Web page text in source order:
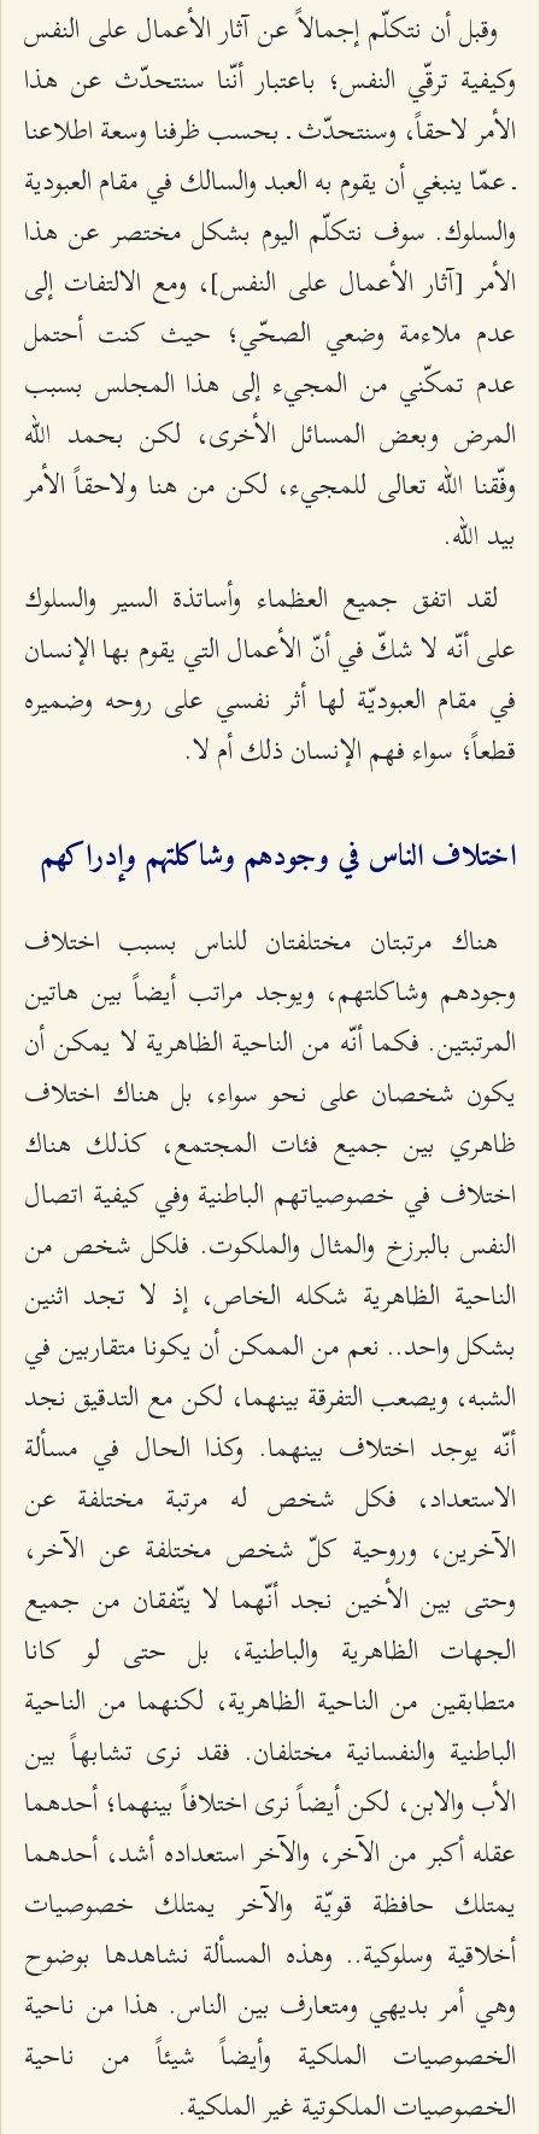
وقبل أن نتكلّم إجمالاً عن آثار الأعمال على النفس
وكيفية ترقّي النفس؛ باعتبار أنّنا سنتحدّث عن هذا
الأمر لاحقاً، وسنتحدّث ـ بحسب ظرفنا وسعة اطلاعنا
ـ عمّا ينبغي أن يقوم به العبد والسالك في مقام العبودية
والسلوك. سوف نتكلّم اليوم بشكل مختصر عن هذا
الأمر [آثار الأعمال على النفس]، ومع الالتفات إلى
عدم ملاءمة وضعي الصحّي؛ حيث كنت أحتمل
عدم تمكّني من المجيء إلى هذا المجلس بسبب
المرض وبعض المسائل الأخرى، لكن بحمد الله
وفّقنا الله تعالى للمجيء، لكن من هنا ولاحقاً الأمر
بيد الله.
لقد اتفق جميع العظماء وأساتذة السير والسلوك
على أنّه لا شكّ في أنّ الأعمال التي يقوم بها الإنسان
في مقام العبوديّة لها أثر نفسي على روحه وضميره
قطعاً؛ سواء فهم الإنسان ذلك أم لا.
اختلاف الناس في وجودهم وشاكلتهم وإدراكهم
هناك مرتبتان مختلفتان للناس بسبب اختلاف
وجودهم وشاكلتهم، ويوجد مراتب أيضاً بين هاتين
المرتبتين. فكما أنّه من الناحية الظاهرية لا يمكن أن
يكون شخصان على نحو سواء، بل هناك اختلاف
ظاهري بين جميع فئات المجتمع، كذلك هناك
اختلاف في خصوصياتهم الباطنية وفي كيفية اتصال
النفس بالبرزخ والمثال والملكوت. فلكل شخص من
الناحية الظاهرية شكله الخاص، إذ لا تجد اثنين
بشكل واحد.. نعم من الممكن أن يكونا متقاربين في
الشبه، ويصعب التفرقة بينهما، لكن مع التدقيق نجد
أنّه يوجد اختلاف بينهما. وكذا الحال في مسألة
الاستعداد، فكل شخص له مرتبة مختلفة عن
الآخرين، وروحية كلّ شخص مختلفة عن الآخر،
وحتى بين الأخين نجد أنّهما لا يتّفقان من جميع
الجهات الظاهرية والباطنية، بل حتى لو كانا
متطابقين من الناحية الظاهرية، لكنهما من الناحية
الباطنية والنفسانية مختلفان. فقد نرى تشابهاً بين
الأب والابن، لكن أيضاً نرى اختلافاً بينهما؛ أحدهما
عقله أكبر من الآخر، والآخر استعداده أشد، أحدهما
يمتلك حافظة قويّة والآخر يمتلك خصوصيات
أخلاقية وسلوكية.. وهذه المسألة نشاهدها بوضوح
وهي أمر بديهي ومتعارف بين الناس. هذا من ناحية
الخصوصيات الملكية وأيضاً شيئاً من ناحية
الخصوصيات الملكوتية غير الملكية.